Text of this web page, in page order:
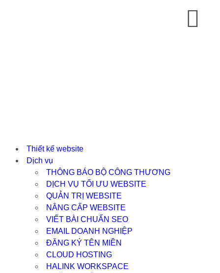
Thiết kế website
Dịch vụ
THÔNG BÁO BỘ CÔNG THƯƠNG
DỊCH VỤ TỐI ƯU WEBSITE
QUẢN TRỊ WEBSITE
NÂNG CẤP WEBSITE
VIẾT BÀI CHUẨN SEO
EMAIL DOANH NGHIỆP
ĐĂNG KÝ TÊN MIỀN
CLOUD HOSTING
HALINK WORKSPACE